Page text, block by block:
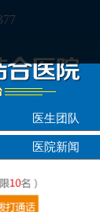
性健康
医生团队
医院新闻